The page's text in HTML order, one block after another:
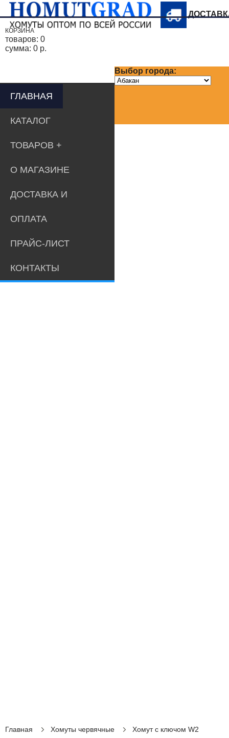
Выбор города:
КОРЗИНА
товаров: 0
сумма: 0 р.
ГЛАВНАЯ
КАТАЛОГ
ТОВАРОВ
О МАГАЗИНЕ
ДОСТАВКА И
ОПЛАТА
ПРАЙС-ЛИСТ
КОНТАКТЫ
Главная Хомуты червячные Хомут с ключом W2